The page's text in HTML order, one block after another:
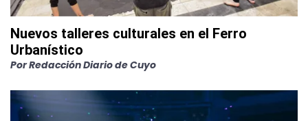
Nuevos talleres culturales en el Ferro
Urbanístico
PorRedacción Diario de Cuyo